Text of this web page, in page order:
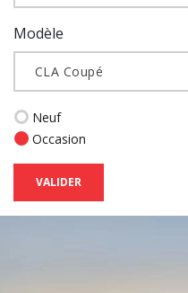
Modèle
CLA Coupé
Neuf
Occasion
VALIDER